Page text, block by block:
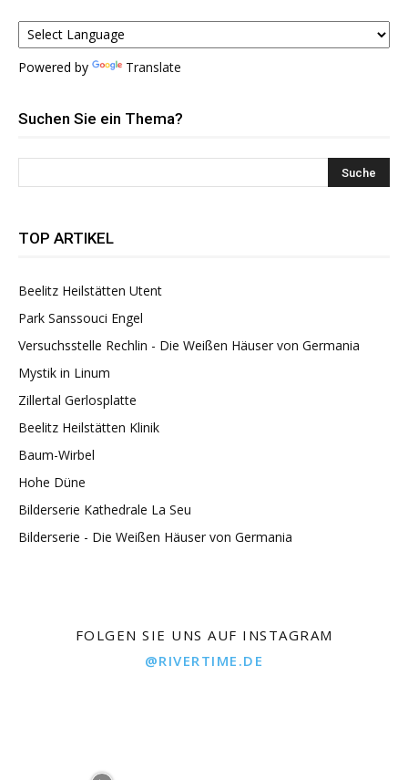
Powered by Translate
Suchen Sie ein Thema?
TOP ARTIKEL
Beelitz Heilstätten Utent
Park Sanssouci Engel
Versuchsstelle Rechlin - Die Weißen Häuser von Germania
Mystik in Linum
Zillertal Gerlosplatte
Beelitz Heilstätten Klinik
Baum-Wirbel
Hohe Düne
Bilderserie Kathedrale La Seu
Bilderserie - Die Weißen Häuser von Germania
FOLGEN SIE UNS AUF INSTAGRAM
@RIVERTIME.DE